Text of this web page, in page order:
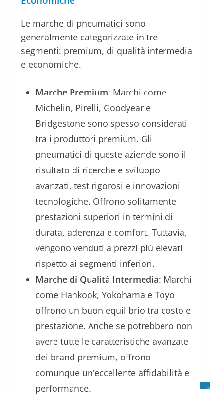
Le marche di pneumatici sono
generalmente categorizzate in tre
segmenti: premium, di qualità intermedia
e economiche.
Marche Premium: Marchi come
Michelin, Pirelli, Goodyear e
Bridgestone sono spesso considerati
tra i produttori premium. Gli
pneumatici di queste aziende sono il
risultato di ricerche e sviluppo
avanzati, test rigorosi e innovazioni
tecnologiche. Offrono solitamente
prestazioni superiori in termini di
durata, aderenza e comfort. Tuttavia,
vengono venduti a prezzi più elevati
rispetto ai segmenti inferiori.
Marche di Qualità Intermedia: Marchi
come Hankook, Yokohama e Toyo
offrono un buon equilibrio tra costo e
prestazione. Anche se potrebbero non
avere tutte le caratteristiche avanzate
dei brand premium, offrono
comunque un’eccellente affidabilità e
performance.